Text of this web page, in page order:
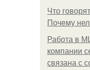
Что
Почему
Работа в
компании
связана с